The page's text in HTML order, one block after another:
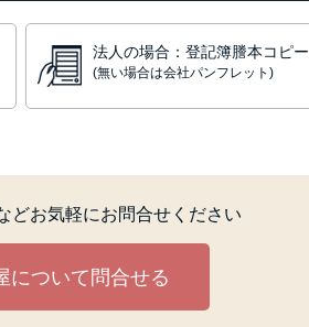
法人の場合：登記簿謄本コピー
(無い場合は会社パンフレット)
どお気軽にお問合せください
について問合せる